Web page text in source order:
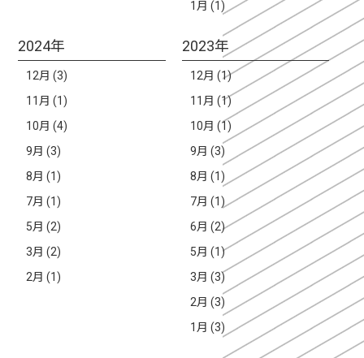
1月 (1)
2024年
12月 (3)
11月 (1)
10月 (4)
9月 (3)
8月 (1)
7月 (1)
5月 (2)
3月 (2)
2月 (1)
2023年
12月 (1)
11月 (1)
10月 (1)
9月 (3)
8月 (1)
7月 (1)
6月 (2)
5月 (1)
3月 (3)
2月 (3)
1月 (3)